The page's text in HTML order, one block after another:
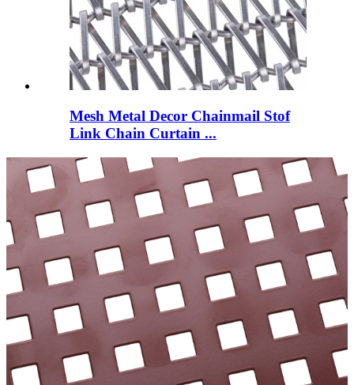
Mesh Metal Decor Chainmail Stof
Link Chain Curtain ...